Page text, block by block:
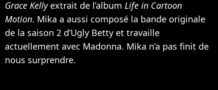
Grace Kellyextrait de l’album Life in Cartoon
Motion. Mika a aussi composé la bande originale
de la saison 2 d’Ugly Betty et travaille
actuellement avec Madonna. Mika n’a pas finit de
nous surprendre.